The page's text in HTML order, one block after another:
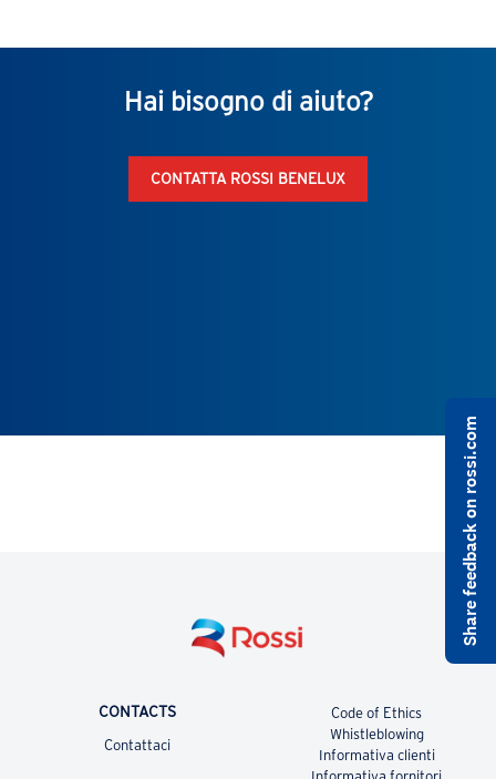
Hai bisogno di aiuto?
CONTATTA ROSSI BENELUX
CONTACTS
Contattaci
Code of Ethics
Whistleblowing
Informativa clienti
Share feedback on rossi.com